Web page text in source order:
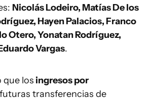
Nicolás Lodeiro, Matías De los
Hayen Palacios, Franco
Otero, Yonatan Rodríguez,
Vargas.
que los ingresos por
transferencias de